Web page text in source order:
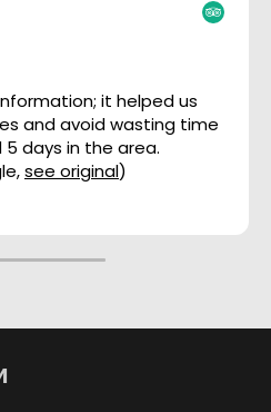
it helped us
and avoid wasting time
days in the area.
see original)